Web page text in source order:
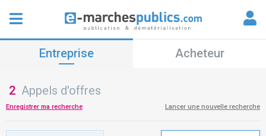
Entreprise Acheteur
2 Appels d'offres
Enregistrer ma recherche Lancer une nouvelle recherche